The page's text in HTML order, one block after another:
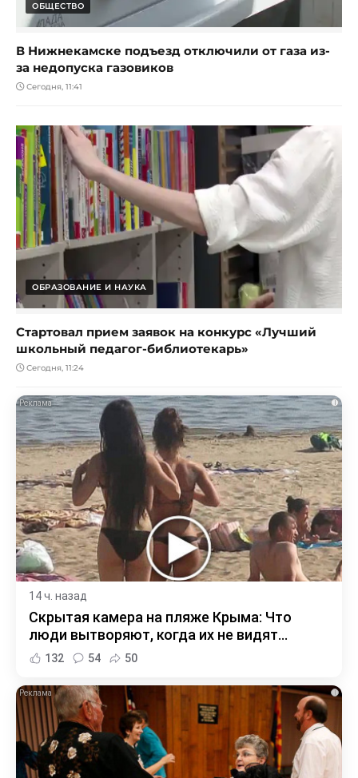
ОБЩЕСТВО
В Нижнекамске подъезд отключили от газа из-
за недопуска газовиков
Сегодня, 11:41
ОБРАЗОВАНИЕ И НАУКА
Стартовал прием заявок на конкурс «Лучший
школьный педагог-библиотекарь»
Сегодня, 11:24
i
14 ч. назад
Скрытая камера на пляже Крыма: Что
люди вытворяют, когда их не видят...
132 54 50
i